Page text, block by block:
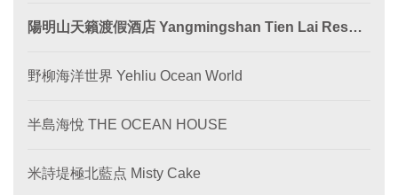
陽明山天籟渡假酒店 Yangmingshan Tien Lai Resort
野柳海洋世界 Yehliu Ocean World
半島海悅 THE OCEAN HOUSE
米詩堤極北藍点 Misty Cake